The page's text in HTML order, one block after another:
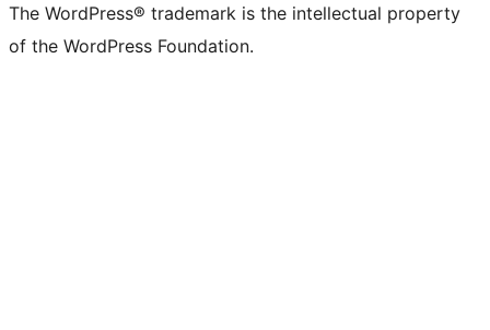
The WordPress® trademark is the intellectual property
of the WordPress Foundation.